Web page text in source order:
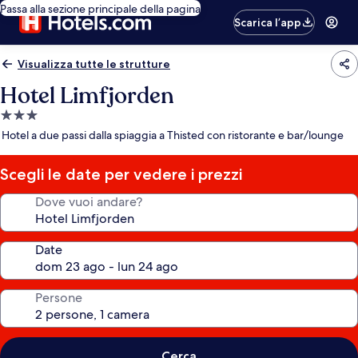
Passa alla sezione principale della pagina
Scarica l’app
Visualizza tutte le strutture
Hotel Limfjorden
Struttura
a
stelle
Hotel a due passi dalla spiaggia a Thisted con ristorante e bar/lounge
Scegli le date per vedere i prezzi
Dove vuoi andare?
Date
Persone